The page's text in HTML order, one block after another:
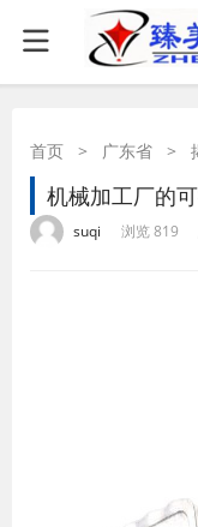
首页 > 广东省 >
机械加工厂的
suqi 浏览 819